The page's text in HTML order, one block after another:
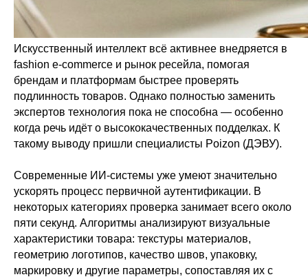
Искусственный интеллект всё активнее внедряется в
fashion e-commerce и рынок ресейла, помогая
брендам и платформам быстрее проверять
подлинность товаров. Однако полностью заменить
экспертов технология пока не способна — особенно
когда речь идёт о высококачественных подделках. К
такому выводу пришли специалисты Poizon (ДЭВУ).
Современные ИИ-системы уже умеют значительно
ускорять процесс первичной аутентификации. В
некоторых категориях проверка занимает всего около
пяти секунд. Алгоритмы анализируют визуальные
характеристики товара: текстуры материалов,
геометрию логотипов, качество швов, упаковку,
маркировку и другие параметры, сопоставляя их с